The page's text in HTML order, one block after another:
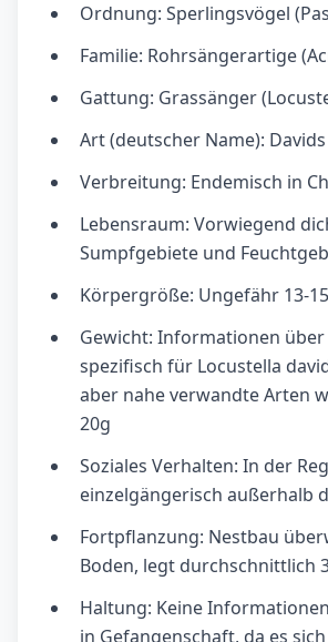
Ordnung: Sperlingsvögel
Familie: Rohrsängerartige
Gattung: Grassänger
Art (deutscher Name):
Verbreitung: Endemisch in
Lebensraum: Vorwiegend
Sumpfgebiete und
Körpergröße: Ungefähr 13-
Gewicht: Informationen
spezifisch für Locustella
aber nahe verwandte Arten
20g
Soziales Verhalten: In der
einzelgängerisch außerhalb
Fortpflanzung: Nestbau
Boden, legt durchschnittlich
Haltung: Keine
in Gefangenschaft, da es